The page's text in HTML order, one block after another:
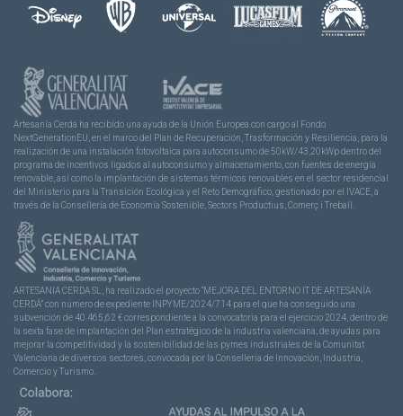
Artesanía Cerdá ha recibido una ayuda de la Unión Europea con cargo al Fondo
NextGenerationEU, en el marco del Plan de Recuperación, Trasformación y Resiliencia, para la
realización de una instalación fotovoltaica para autoconsumo de 50kW/43,20kWp dentro del
programa de incentivos ligados al autoconsumo y almacenamiento, con fuentes de energía
renovable, así como la implantación de sistemas térmicos renovables en el sector residencial
del Ministerio para la Transición Ecológica y el Reto Demográfico, gestionado por el IVACE, a
través de la Consellería de Economía Sostenible, Sectors Productius, Comerç i Treball.
ARTESANIA CERDA SL, ha realizado el proyecto “MEJORA DEL ENTORNO IT DE ARTESANÍA
CERDÁ” con número de expediente INPYME/2024/714 para el que ha conseguido una
subvención de 40.465,62 € correspondiente a la convocatoria para el ejercicio 2024, dentro de
la sexta fase de implantación del Plan estratégico de la industria valenciana, de ayudas para
mejorar la competitividad y la sostenibilidad de las pymes industriales de la Comunitat
Valenciana de diversos sectores, convocada por la Conselleria de Innovación, Industria,
Comercio y Turismo.